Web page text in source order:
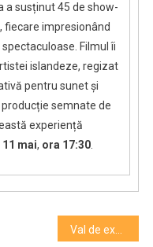
a susținut 45 de show-
fiecare impresionând
Filmul îi
islandeze, regizat
pentru sunet și
semnate de
experiență
mai, ora 17:30.
Val de expozitii la Expo Maraton#12